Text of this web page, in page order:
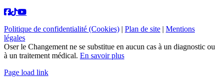
Politique de confidentialité (Cookies) | Plan de site | Mentions
légales
Oser le Changement ne se substitue en aucun cas à un diagnostic ou
à un traitement médical. En savoir plus
Page load link